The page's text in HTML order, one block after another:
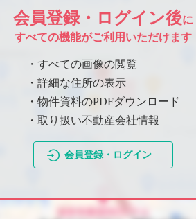
会員登録・ログイン後に
すべての機能がご利用いただけます
・すべての画像の閲覧
・詳細な住所の表示
・物件資料のPDFダウンロード
・取り扱い不動産会社情報
会員登録・ログイン